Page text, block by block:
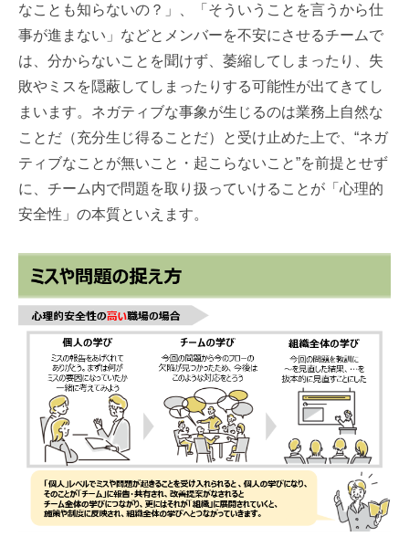
なことも知らないの？」、「そういうことを言うから仕
事が進まない」などとメンバーを不安にさせるチームで
は、分からないことを聞けず、萎縮してしまったり、失
敗やミスを隠蔽してしまったりする可能性が出てきてし
まいます。ネガティブな事象が生じるのは業務上自然な
ことだ（充分生じ得ることだ）と受け止めた上で、“ネガ
ティブなことが無いこと・起こらないこと”を前提とせず
に、チーム内で問題を取り扱っていけることが「心理的
安全性」の本質といえます。